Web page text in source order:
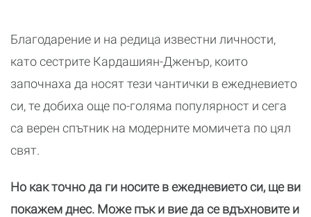
Благодарение и на редица известни личности,
като сестрите Кардашиян-Дженър, които
започнаха да носят тези чантички в ежедневието
си, те добиха още по-голяма популярност и сега
са верен спътник на модерните момичета по цял
свят.
Но как точно да ги носите в ежедневието си, ще ви
покажем днес. Може пък и вие да се вдъхновите и